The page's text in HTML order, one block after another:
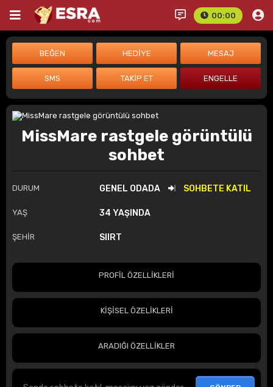
00:00
MissMare rastgele görüntülü
sohbet
DURUM GENEL ODADA SOHBETE KATIL
YAŞ 34 YAŞINDA
ŞEHİR SIIRT
PROFİL ÖZELLİKLERİ
KİŞİSEL ÖZELİKLERİ
ARADIĞI ÖZELLİKLER